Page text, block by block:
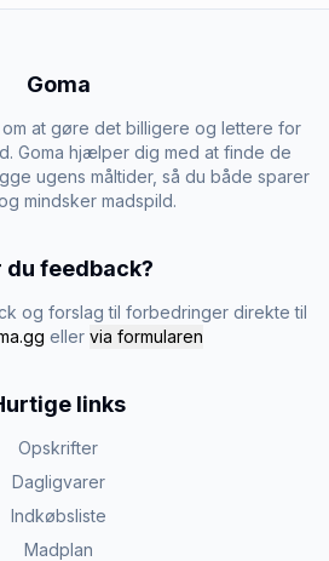
Goma
om at gøre det billigere og lettere for
Goma hjælper dig med at finde de
ugens måltider, så du både sparer
mindsker madspild.
du feedback?
og forslag til forbedringer direkte til
eller via formularen
links
Opskrifter
Dagligvarer
Indkøbsliste
Madplan